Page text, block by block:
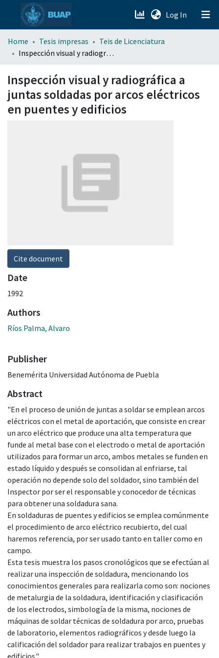
Log In (current)
menu.section.about_menu
Home Tesis impresas
Teis de Licenciatura
Inspección visual y radiográfica a juntas soldadas por arcos eléctricos en puentes y edificios
Inspección visual y radiográfica a
juntas soldadas por arcos eléctricos
en puentes y edificios
Cite document
Date
1992
Authors
Ríos Palma, Alvaro
Publisher
Benemérita Universidad Autónoma de Puebla
Abstract
"En el proceso de unión de juntas a soldar se emplean arcos
eléctricos con el metal de aportación, que consiste en crear
un arco eléctrico que produce una alta temperatura que
funde al metal base con el electrodo o metal de aportación
utilizados para formar un arco, ambos metales se funden en
estado líquido y después se consolidan al enfriarse, tal
operación no depende solo del soldador, sino también del
Inspector por ser el responsable y conocedor de técnicas
para obtener una soldadura sana.
En soldaduras de puentes y edificios se emplea comúnmente
el procedimiento de arco eléctrico recubierto, del cual
haremos referencia, por ser usado tanto en taller como en
campo.
Esta tesis muestra los pasos cronológicos que se efectúan al
realizar una inspección de soldadura, mencionando los
conocimientos generales para realizarla como son: nociones
de metalurgia de la soldadura, identificación y clasificación
de los electrodos, simbología de la misma, nociones de
máquinas de soldar técnicas de soldadura por arco, pruebas
de laboratorio, elementos radiográficos y desde luego la
calificación del soldador para realizar trabajos en puentes y
edificios."